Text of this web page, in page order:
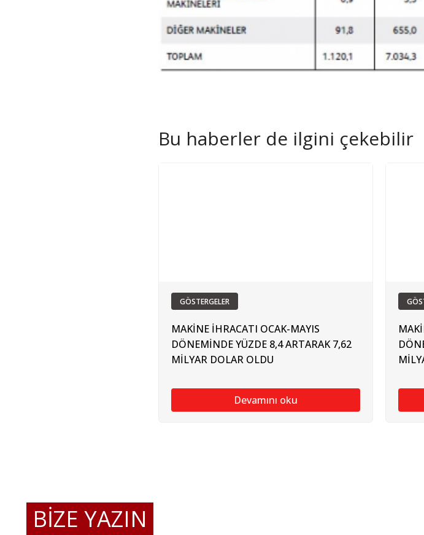
Bu haberler de ilgini çekebilir
GÖSTERGELER
MAKİNE İHRACATI OCAK-MAYIS
DÖNEMİNDE YÜZDE 8,4 ARTARAK 7,62
MİLYAR DOLAR OLDU
Devamını oku
BİZE YAZIN